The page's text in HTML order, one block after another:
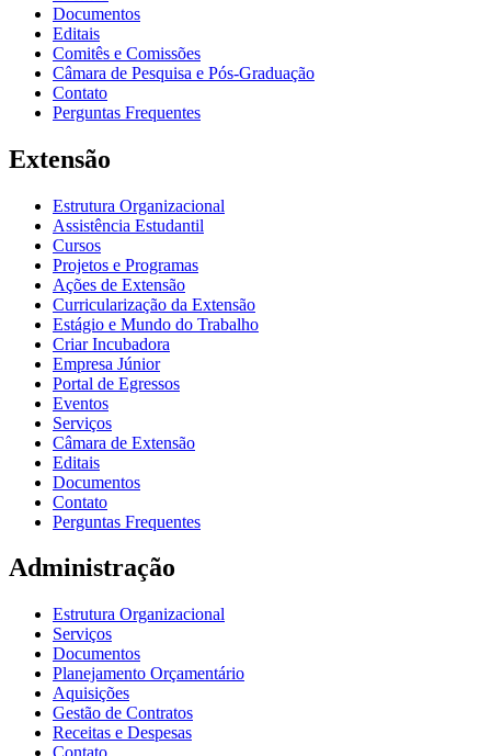
Documentos
Editais
Comitês e Comissões
Câmara de Pesquisa e Pós-Graduação
Contato
Perguntas Frequentes
Extensão
Estrutura Organizacional
Assistência Estudantil
Cursos
Projetos e Programas
Ações de Extensão
Curricularização da Extensão
Estágio e Mundo do Trabalho
Criar Incubadora
Empresa Júnior
Portal de Egressos
Eventos
Serviços
Câmara de Extensão
Editais
Documentos
Contato
Perguntas Frequentes
Administração
Estrutura Organizacional
Serviços
Documentos
Planejamento Orçamentário
Aquisições
Gestão de Contratos
Receitas e Despesas